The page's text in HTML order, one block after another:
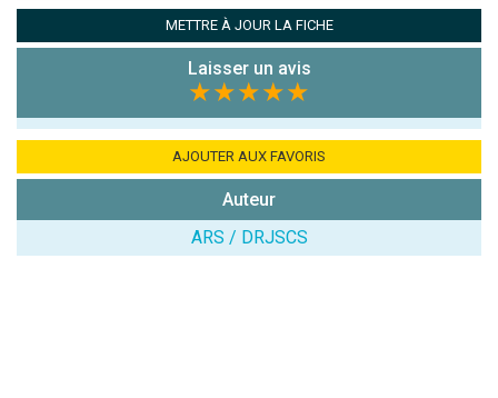
Note que vous souhaitez attribuer :
Antispam -
7x4 (en
METTRE À JOUR LA FICHE
Laisser un avis
★★★★★
AJOUTER AUX FAVORIS
Auteur
ARS / DRJSCS